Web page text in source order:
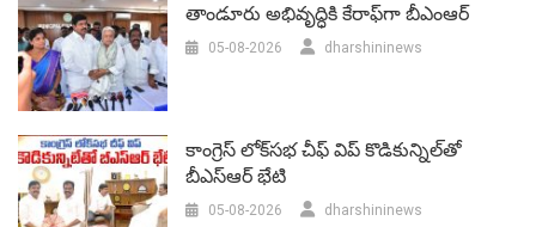
తాండూరు అభివృద్ధికి కేరాఫ్‌గా బీఎంఆర్‌
05-08-2026 dharshininews
కాంగ్రెస్ లోక్‌సభ చీఫ్ విప్ కొడికున్నిల్‌తో
బీఎస్‌ఆర్‌ భేటి
05-08-2026 dharshininews